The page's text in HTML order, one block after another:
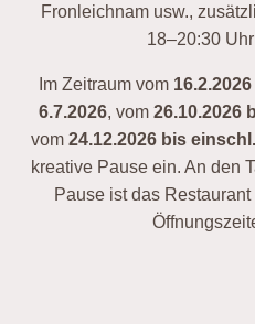
Fronleichnam usw.,
18–20:30
Im Zeitraum vom
6.7.2026, vom 26.10.2026
vom 24.12.2026 bis
kreative Pause ein. An den
Pause ist das